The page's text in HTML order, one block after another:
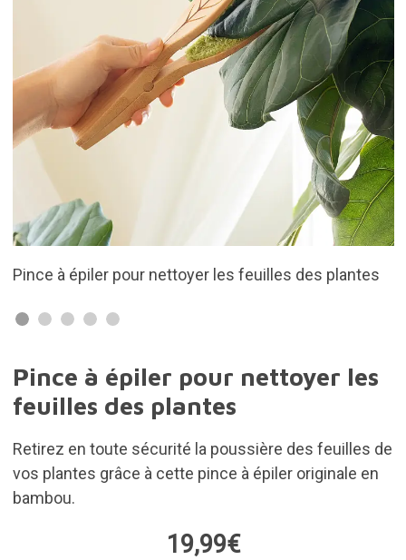
plantes En bambou
Pince à épiler pour nettoyer les
feuilles des plantes
Retirez en toute sécurité la poussière des feuilles de
vos plantes grâce à cette pince à épiler originale en
bambou.
19,99€